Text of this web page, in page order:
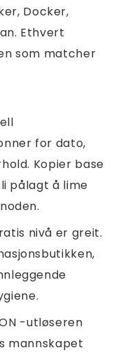
Docker,
Ethvert
som matcher
for dato,
Kopier base
pålagt å lime
nivå er greit.
-utløseren
mannskapet